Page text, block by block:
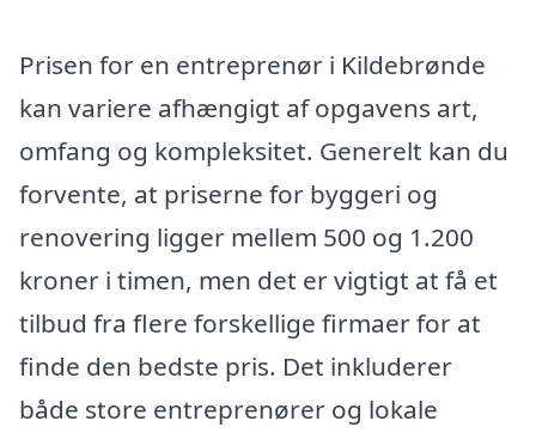
Prisen for en entreprenør i Kildebrønde
kan variere afhængigt af opgavens art,
omfang og kompleksitet. Generelt kan du
forvente, at priserne for byggeri og
renovering ligger mellem 500 og 1.200
kroner i timen, men det er vigtigt at få et
tilbud fra flere forskellige firmaer for at
finde den bedste pris. Det inkluderer
både store entreprenører og lokale